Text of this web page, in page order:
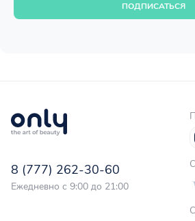
ПОДПИСАТЬСЯ
8 (777) 262-30-60
Ежедневно с 9:00 до 21:00